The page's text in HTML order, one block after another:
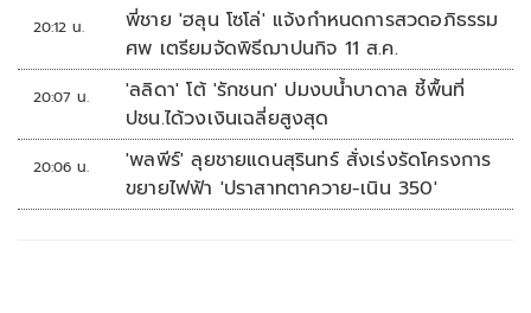
20:12 น.
พี่ชาย 'ฮลุน โซโล่' แจ้งกำหนดการสวดอภิธรรม
ศพ เตรียมจัดพิธีฌาปนกิจ 11 ส.ค.
20:07 น.
'ลลิดา' โต้ 'รักชนก' ปมงบน้ำบาดาล ชี้พื้นที่
ปชน.ได้วงเงินเฉลี่ยสูงสุด
20:06 น.
'พลพีร์' ลุยชายแดนสุรินทร์ สั่งเร่งรัดโครงการ
ขยายไฟฟ้า 'ปราสาทตาควาย-เนิน 350'